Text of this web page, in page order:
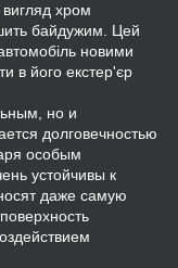
вигляд хром
байдужим. Цей
новими
в його екстер'єр
но и
долговечностью
особым
устойчивы к
даже самую